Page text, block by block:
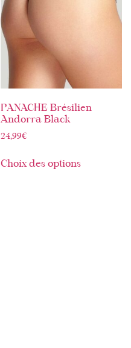
PANACHE Brésilien
Andorra Black
24,99€
Choix des options